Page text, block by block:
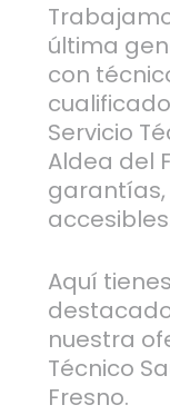
última
con
Servicio
Aldea del
Aquí
nuestra
Técnico
Fresno.